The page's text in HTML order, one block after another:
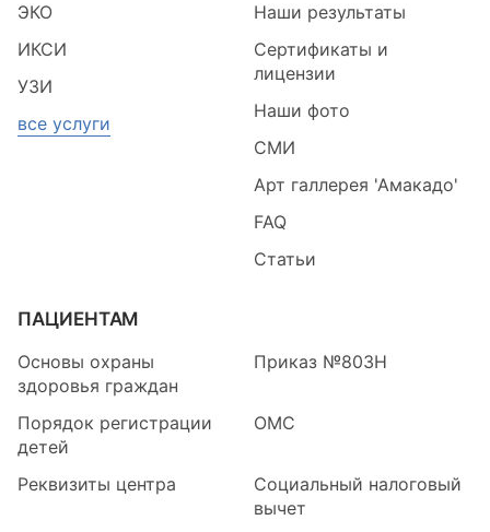
ЭКО
ИКСИ
УЗИ
все услуги
Наши результаты
Сертификаты и
лицензии
Наши фото
СМИ
Арт галлерея 'Амакадо'
FAQ
Статьи
ПАЦИЕНТАМ
Основы охраны
здоровья граждан
Приказ №803Н
Порядок регистрации
детей
ОМС
Реквизиты центра
Социальный налоговый
вычет